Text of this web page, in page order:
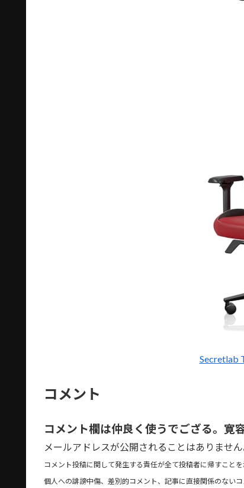
Secretlab
コメント
コメント欄は仲良く使うでござる。寛
メールアドレスが公開されることはありません
コメント投稿に関して発生する責任が全て投稿者に帰すこと
個人への誹謗中傷、差別的コメント、記事に直接関係のない